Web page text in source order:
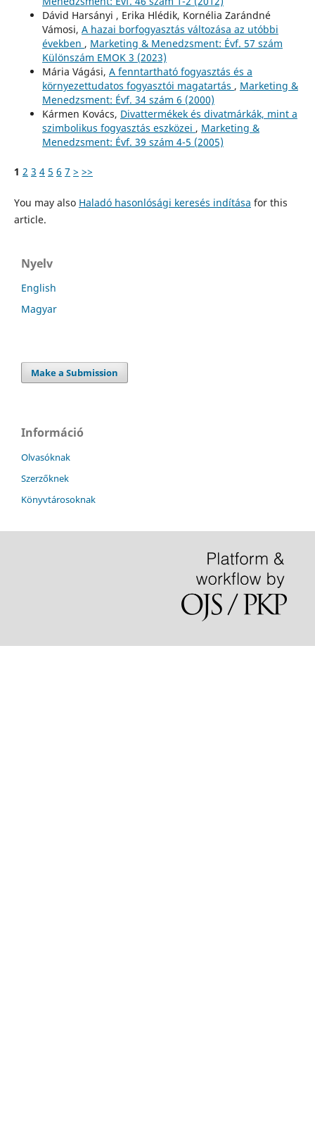
Dávid Harsányi , Erika Hlédik, Kornélia Zarándné
Vámosi, A hazai borfogyasztás változása az utóbbi
években , Marketing & Menedzsment: Évf. 57 szám
Különszám EMOK 3 (2023)
Mária Vágási, A fenntartható fogyasztás és a
környezettudatos fogyasztói magatartás , Marketing &
Menedzsment: Évf. 34 szám 6 (2000)
Kármen Kovács, Divattermékek és divatmárkák, mint a
szimbolikus fogyasztás eszközei , Marketing &
Menedzsment: Évf. 39 szám 4-5 (2005)
1 2 3 4 5 6 7 > >>
You may also Haladó hasonlósági keresés indítása for this
article.
Nyelv
English
Magyar
Make a Submission
Információ
Olvasóknak
Szerzőknek
Könyvtárosoknak